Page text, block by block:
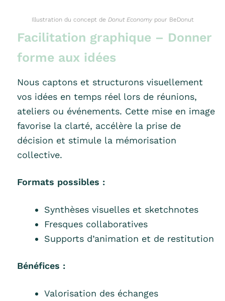
Illustration du concept de Donut Economy pour BeDonut
Facilitation graphique – Donner
forme aux idées
Nous captons et structurons visuellement
vos idées en temps réel lors de réunions,
ateliers ou événements. Cette mise en image
favorise la clarté, accélère la prise de
décision et stimule la mémorisation
collective.
Formats possibles :
Synthèses visuelles et sketchnotes
Fresques collaboratives
Supports d’animation et de restitution
Bénéfices :
Valorisation des échanges